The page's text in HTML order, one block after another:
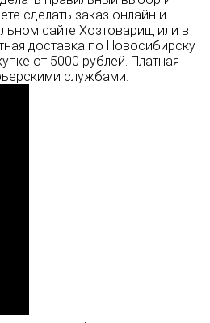
сделать заказ онлайн и
сайте Хозтоварищ или в
доставка по Новосибирску
от 5000 рублей. Платная
службами.